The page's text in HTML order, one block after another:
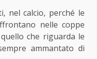
nel calcio, perché le
nelle coppe
che riguarda le
ammantato di